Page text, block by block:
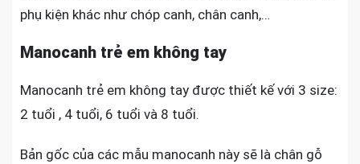
phụ kiện khác như chóp canh, chân canh,…
Manocanh trẻ em không tay
Manocanh trẻ em không tay được thiết kế với 3 size:
2 tuổi , 4 tuổi, 6 tuổi và 8 tuổi.
Bản gốc của các mẫu manocanh này sẽ là chân gỗ